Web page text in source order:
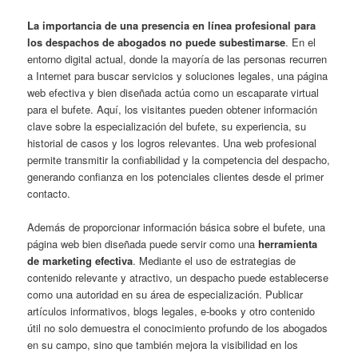
La importancia de una presencia en línea profesional para
los despachos de abogados no puede subestimarse. En el
entorno digital actual, donde la mayoría de las personas recurren
a Internet para buscar servicios y soluciones legales, una página
web efectiva y bien diseñada actúa como un escaparate virtual
para el bufete. Aquí, los visitantes pueden obtener información
clave sobre la especialización del bufete, su experiencia, su
historial de casos y los logros relevantes. Una web profesional
permite transmitir la confiabilidad y la competencia del despacho,
generando confianza en los potenciales clientes desde el primer
contacto.
Además de proporcionar información básica sobre el bufete, una
página web bien diseñada puede servir como unaherramienta
de marketing efectiva. Mediante el uso de estrategias de
contenido relevante y atractivo, un despacho puede establecerse
como una autoridad en su área de especialización. Publicar
artículos informativos, blogs legales, e-books y otro contenido
útil no solo demuestra el conocimiento profundo de los abogados
en su campo, sino que también mejora la visibilidad en los